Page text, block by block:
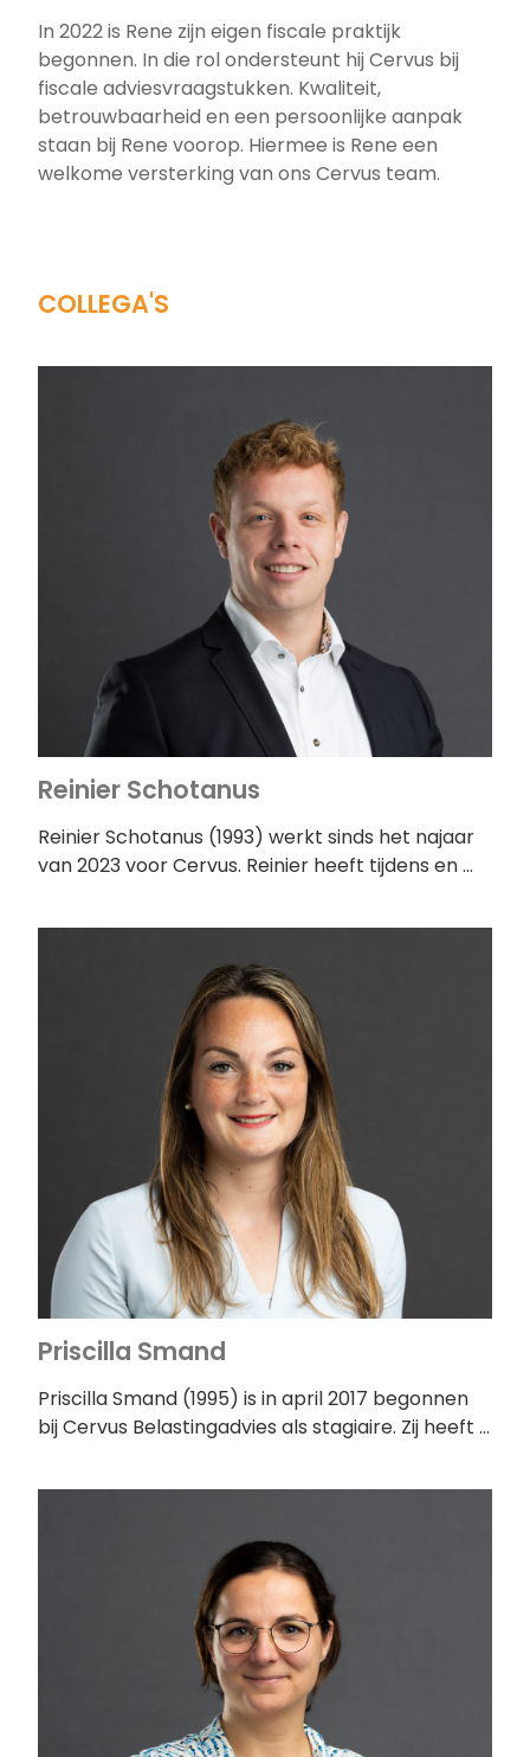
In 2022 is Rene zijn eigen fiscale praktijk
begonnen. In die rol ondersteunt hij Cervus bij
fiscale adviesvraagstukken. Kwaliteit,
betrouwbaarheid en een persoonlijke aanpak
staan bij Rene voorop. Hiermee is Rene een
welkome versterking van ons Cervus team.
COLLEGA'S
Reinier Schotanus
Reinier Schotanus (1993) werkt sinds het najaar
van 2023 voor Cervus. Reinier heeft tijdens en …
Priscilla Smand
Priscilla Smand (1995) is in april 2017 begonnen
bij Cervus Belastingadvies als stagiaire. Zij heeft …